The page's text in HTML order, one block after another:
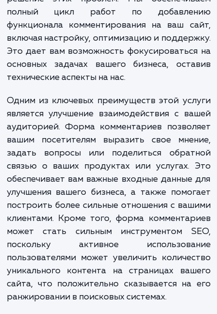
юзабилити для посетителей сайта.
Наша услуга "Подключение
комментирования на сайт"
решение этих проблем. Мы
полный цикл работ по
включая настройку, оптимизацию и
Это дает вам возможность
основных задачах вашего бизнеса,
технические аспекты на нас.
Одним из ключевых преимуществ этой
является улучшение взаимодействия с
аудиторией. Форма комментариев
вашим посетителям выразить свое
задать вопросы или поделиться
связью о ваших продуктах или услугах.
обеспечивает вам важные входные данные
улучшения вашего бизнеса, а также
построить более сильные отношения с